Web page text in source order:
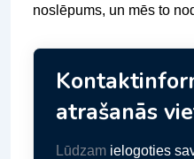
noslēpums, un mēs to
atrašanās
Lūdzam ielogoties